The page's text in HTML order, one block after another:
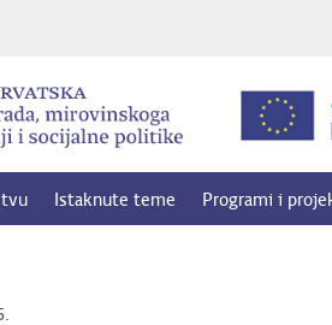
Istaknute teme Programi i